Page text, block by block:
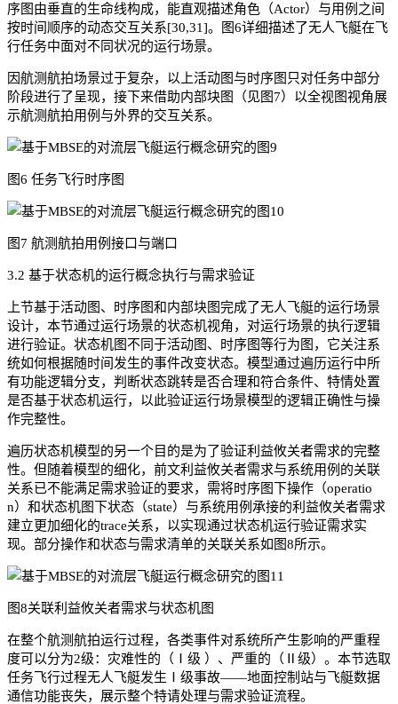
序图由垂直的生命线构成，能直观描述角色（Actor）与用例之间
按时间顺序的动态交互关系[30,31]。图6详细描述了无人飞艇在飞
行任务中面对不同状况的运行场景。
因航测航拍场景过于复杂，以上活动图与时序图只对任务中部分
阶段进行了呈现，接下来借助内部块图（见图7）以全视图视角展
示航测航拍用例与外界的交互关系。
图6 任务飞行时序图
图7 航测航拍用例接口与端口
3.2 基于状态机的运行概念执行与需求验证
上节基于活动图、时序图和内部块图完成了无人飞艇的运行场景
设计，本节通过运行场景的状态机视角，对运行场景的执行逻辑
进行验证。状态机图不同于活动图、时序图等行为图，它关注系
统如何根据随时间发生的事件改变状态。模型通过遍历运行中所
有功能逻辑分支，判断状态跳转是否合理和符合条件、特情处置
是否基于状态机运行，以此验证运行场景模型的逻辑正确性与操
作完整性。
遍历状态机模型的另一个目的是为了验证利益攸关者需求的完整
性。但随着模型的细化，前文利益攸关者需求与系统用例的关联
关系已不能满足需求验证的要求，需将时序图下操作（operatio
n）和状态机图下状态（state）与系统用例承接的利益攸关者需求
建立更加细化的trace关系，以实现通过状态机运行验证需求实
现。部分操作和状态与需求清单的关联关系如图8所示。
图8关联利益攸关者需求与状态机图
在整个航测航拍运行过程，各类事件对系统所产生影响的严重程
度可以分为2级：灾难性的（Ⅰ级 ）、严重的（Ⅱ级）。本节选取
任务飞行过程无人飞艇发生Ⅰ级事故——地面控制站与飞艇数据
通信功能丧失，展示整个特请处理与需求验证流程。